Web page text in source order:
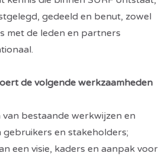
gedeeld en benut, zowel
met de leden en partners
de volgende werkzaamheden
bestaande werkwijzen en
en stakeholders;
een visie, kaders en aanpak voor